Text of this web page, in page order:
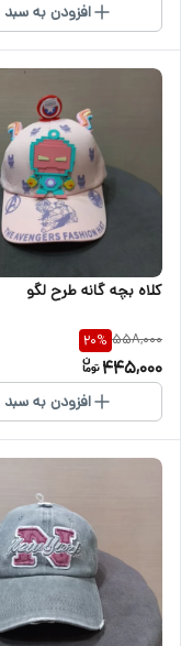
افزودن به سبد
کلاه بچه گانه طرح لگو
558,000
20%
445,000
افزودن به سبد